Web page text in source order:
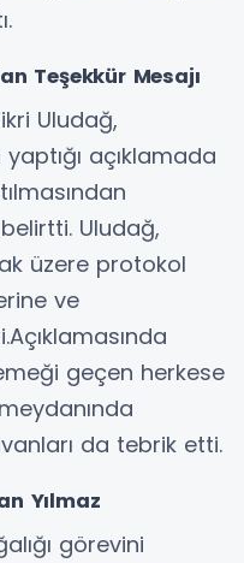
Teşekkür Mesajı
Uludağ,
açıklamada
Uludağ,
üzere protokol
ve
geçen herkese
da tebrik etti.
Yılmaz
görevini